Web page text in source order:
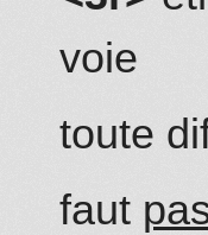
voie
toute
faut